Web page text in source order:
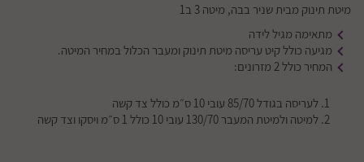
מיטת תינוק מבית שניר בבה, מיטה 3 ב1
מתאימה מגיל לידה
מגיעה כולל קיט עריסה מיטת תינוק ומעבר הכלול במחיר המיטה.
המחיר כולל 2 מזרונים:
לעריסה בגודל 85/70 עובי 10 ס״מ כולל צד קשה
למיטה ולמיטת המעבר 130/70 עובי 10 כולל 1 ס״מ ויסקו וצד קשה